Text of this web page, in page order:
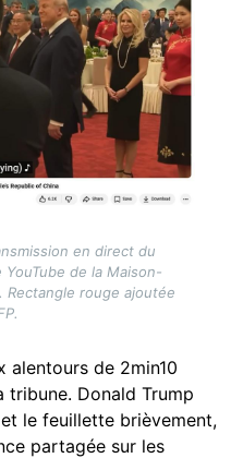
en direct du
de la Maison-
Rectangle rouge ajoutée
alentours de 2min10
Donald Trump
le feuillette brièvement,
partagée sur les